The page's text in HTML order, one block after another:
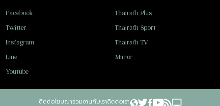
Facebook
Twitter
Instagram
Line
Youtube
Thairath Plus
Thairath Sport
Thairath TV
Mirror
ติดต่อโฆษณาร่วมงานกับเราติดต่อเรา